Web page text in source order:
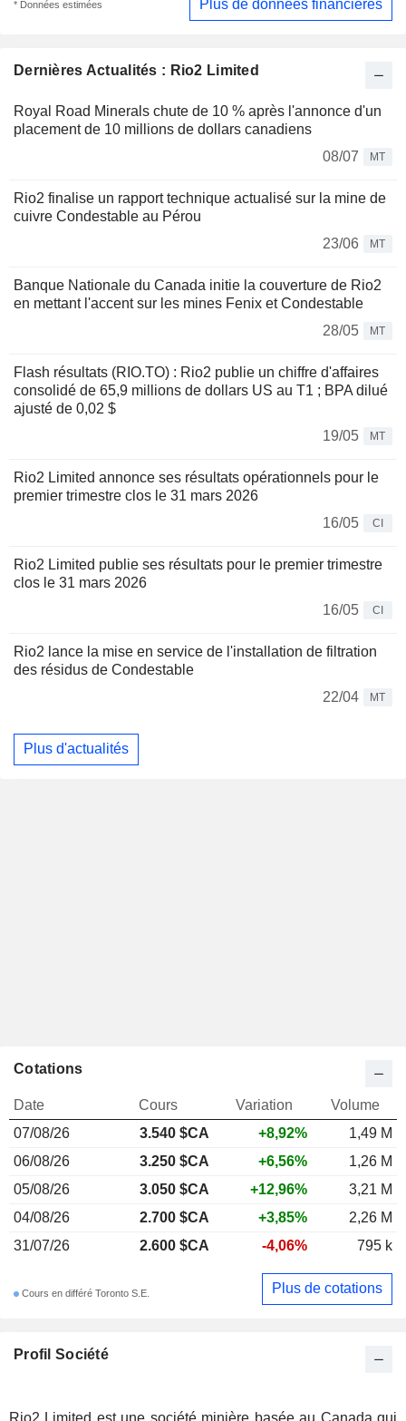
Dernières Actualités : Rio2 Limited
Royal Road Minerals chute de 10 % après l'annonce d'un
placement de 10 millions de dollars canadiens
08/07
MT
Rio2 finalise un rapport technique actualisé sur la mine de
cuivre Condestable au Pérou
23/06
MT
Banque Nationale du Canada initie la couverture de Rio2
en mettant l'accent sur les mines Fenix et Condestable
28/05
MT
Flash résultats (RIO.TO) : Rio2 publie un chiffre d'affaires
consolidé de 65,9 millions de dollars US au T1 ; BPA dilué
ajusté de 0,02 $
19/05
MT
Rio2 Limited annonce ses résultats opérationnels pour le
premier trimestre clos le 31 mars 2026
16/05
CI
Rio2 Limited publie ses résultats pour le premier trimestre
clos le 31 mars 2026
16/05
CI
Rio2 lance la mise en service de l'installation de filtration
des résidus de Condestable
22/04
MT
Plus d'actualités
* Données estimées Plus de données financières
Profil Société
Rio2 Limited est une société minière basée au Canada qui
Cotations
Date Cours Variation
Volume
07/08/26
3.540 $CA +8,92%
1,49 M
06/08/26
3.250 $CA +6,56%
1,26 M
05/08/26
3.050 $CA +12,96%
3,21 M
04/08/26
2.700 $CA +3,85%
2,26 M
31/07/26
2.600 $CA -4,06% 795 k
Cours en différé Toronto S.E. Plus de cotations